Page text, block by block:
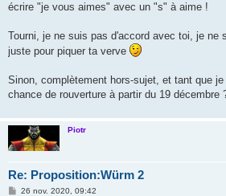
écrire "je vous aimes" avec un "s" à aime !
Tourni, je ne suis pas d'accord avec toi, je ne
juste pour piquer ta verve
Sinon, complètement hors-sujet, et tant que
chance de rouverture à partir du 19 décembre
Piotr
Re: Proposition:Würm 2
M26 nov. 2020, 09:42